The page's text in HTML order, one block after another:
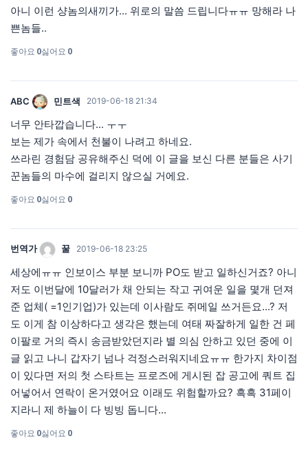
아니 이런 샹놈의새끼가... 위로의 말씀 드립니다ㅠㅠ 망해라 나
쁜놈들..
좋아요 0싫어요 0
ABC 민트색 2019-06-18 21:34
너무 안타깝습니다... ㅜㅜ
보는 제가 속에서 천불이 나려고 하네요.
쓰라린 경험담 공유해주신 덕에 이 글을 보신 다른 분들은 사기
꾼놈들의 마수에 걸리지 않으실 거에요.
좋아요 0싫어요 0
번역가 꿀 2019-06-18 23:25
세상에ㅠㅠ 인보이스 부분 보니까 PO도 받고 일하신거죠? 아니
저도 이번달에 10달러가 채 안되는 작고 귀여운 일을 몇개 던져
준 업체( =1인기업)가 있는데 이사람도 쥐메일 쓰거든요...? 저
도 이게 참 이상하다고 생각은 했는데 여태 짜잘하게 일한 건 페
이팔로 거의 즉시 송금받았던지라 별 의심 안하고 있던 중에 이
글 읽고 나니 갑자기 넘나 걱정스러워지네요ㅠㅠ 한가지 차이점
이 있다면 저의 첫 스타트는 프로즈에 게시된 잡 공고에 쿼트 집
어넣어서 연락이 온거였어요 이래도 위험할까요? 흑흑 31페이
지라니 제 하늘이 다 빙빙 돕니다...
좋아요 0싫어요 0